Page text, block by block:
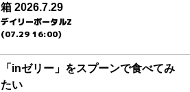
箱 2026.7.29
デイリーポータルZ
(07.29 16:00)
「inゼリー」をスプーンで食べてみ
たい